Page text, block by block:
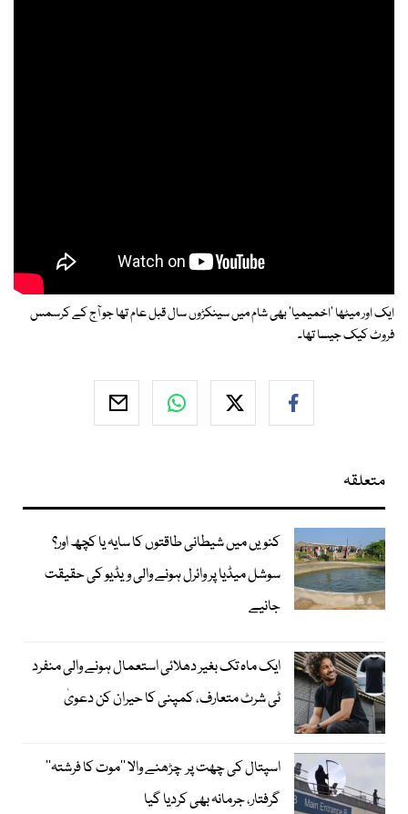
ایک اور میٹھا 'اخمیمیا' بھی شام میں سینکڑوں سال قبل عام تھا جو آج کے کرسمس
فروٹ کیک جیسا تھا۔
متعلقہ
کنویں میں شیطانی طاقتوں کا سایہ یا کچھ اور؟
سوشل میڈیا پر وائرل ہونے والی ویڈیو کی حقیقت
جانیے
ایک ماہ تک بغیر دھلائی استعمال ہونے والی منفرد
ٹی شرٹ متعارف، کمپنی کا حیران کن دعویٰ
اسپتال کی چھت پر چڑھنے والا ’’موت کا فرشتہ‘‘
گرفتار، جرمانہ بھی کردیا گیا